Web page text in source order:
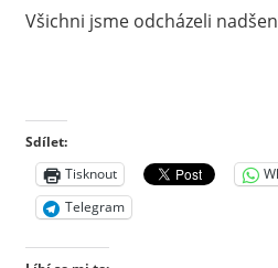
Všichni jsme odcházeli
Sdílet:
Tisknout
Telegram